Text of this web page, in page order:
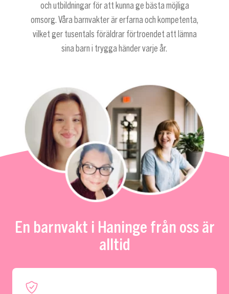
och utbildningar för att kunna ge bästa möjliga
omsorg. Våra barnvakter är erfarna och kompetenta,
vilket ger tusentals föräldrar förtroendet att lämna
sina barn i trygga händer varje år.
En barnvakt i Haninge från oss är
alltid